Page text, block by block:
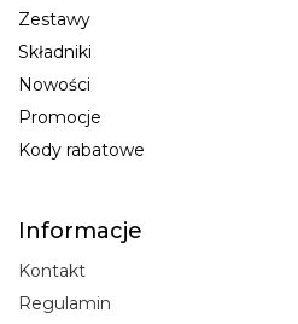
Zestawy
Składniki
Nowości
Promocje
Kody rabatowe
Informacje
Kontakt
Regulamin